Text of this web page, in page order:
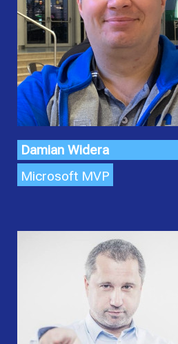
Damian Widera
Microsoft MVP